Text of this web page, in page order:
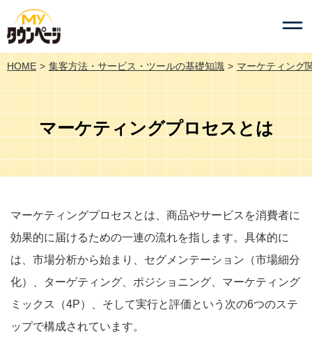
HOME 集客方法・サービス・ツールの基礎知識 マーケティング
マーケティングプロセスとは
マーケティングプロセスとは、商品やサービスを消費者に
効果的に届けるための一連の流れを指します。具体的に
は、市場分析から始まり、セグメンテーション（市場細分
化）、ターゲティング、ポジショニング、マーケティング
ミックス（4P）、そして実行と評価という次の6つのステ
ップで構成されています。